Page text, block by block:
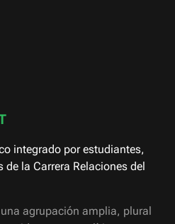
integrado por estudiantes,
la Carrera Relaciones del
agrupación amplia, plural